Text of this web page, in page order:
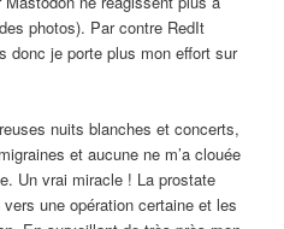
photos). Par contre RedIt
donc je porte plus mon effort sur
nuits blanches et concerts,
et aucune ne m’a clouée
Un vrai miracle ! La prostate
une opération certaine et les